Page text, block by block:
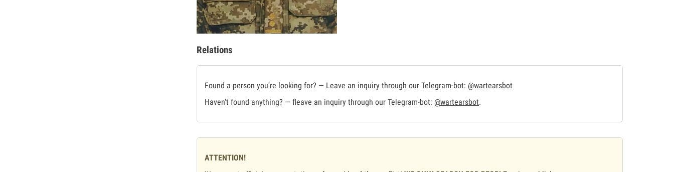
Relations
Found a person you're looking for? — Leave an inquiry through our Telegram-bot: @wartearsbot
Haven't found anything? — fleave an inquiry through our Telegram-bot: @wartearsbot.
ATTENTION!